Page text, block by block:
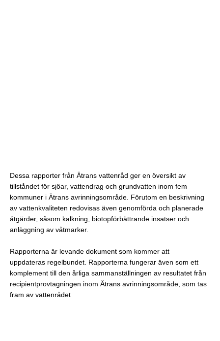
Dessa rapporter från Ätrans vattenråd ger en översikt av
tillståndet för sjöar, vattendrag och grundvatten inom fem
kommuner i Ätrans avrinningsområde. Förutom en beskrivning
av vattenkvaliteten redovisas även genomförda och planerade
åtgärder, såsom kalkning, biotopförbättrande insatser och
anläggning av våtmarker.
Rapporterna är levande dokument som kommer att
uppdateras regelbundet. Rapporterna fungerar även som ett
komplement till den årliga sammanställningen av resultatet från
recipientprovtagningen inom Ätrans avrinningsområde, som tas
fram av vattenrådet